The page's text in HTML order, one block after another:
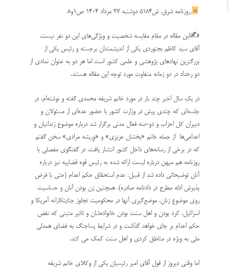
روزنامه شرق، ش۵۱۸۴ دوشنبه ۲۷ مرداد ۱۴۰۴ ص۱و۸
✍️این مقاله در مقام مقایسه شخصیت و ویژگی‌های این دو نفر نیست.
آقای سید کاظم بجنوردی یکی از اندیشمندان برجسته و رئیس یکی از
بزرگترین نهادهای پژوهشی و علمی کشور است اما هر دو به عنوان نمادی از
دو رخداد در دو زمانه متفاوت مورد توجه این مقاله هستند.
در یک سال اخیر چند بار در مورد خانم شریفه محمدی گفته و نوشته‌ام. در
جلسه‌ای که چندی پیش در وزارت کشور با حضور عده‌ای از مسئولان و
دبیران کل احزاب و دو-سه فعال مدنی برگزار شد درباره موضوع زندانیان و
اعدامی‌ها از جمله خانم «پخشان عزیزی» و «وِریشه مرادی» سخن گفتم
که در برخی از رسانه‌های داخل کشور انتشار یافت. در گفتگوی مفصلی با
روزنامه هم میهن درباره لیست ارائه شده به رئیس قوه قضاییه نیز درباره
آنان توضیحاتی داده شد از قبیل: عدم استحقاق حکم اعدام (حتی با فرض
پذیرش ادله مطرح در دادنامه صادره)، همچنین زن بودن آنان و حساسیت
روی موضوع زنان، موضع‌گیری آنها در محکومیت تجاوز جنایتکارانه آمریکا و
اسرائیل، کرد بودن و اهل سنت بودن خانواده‌شان و تاثیر مثبتی که نقض
حکم اعدام بر جای خواهد گذاشت و در شرایط پساجنگ به فضای همدلی
ملی به ویژه در مناطق کردی و اهل سنت کمک می کند.
اما وقتی دیروز از قول آقای امیر رئیسیان یکی از وکلای خانم شریفه